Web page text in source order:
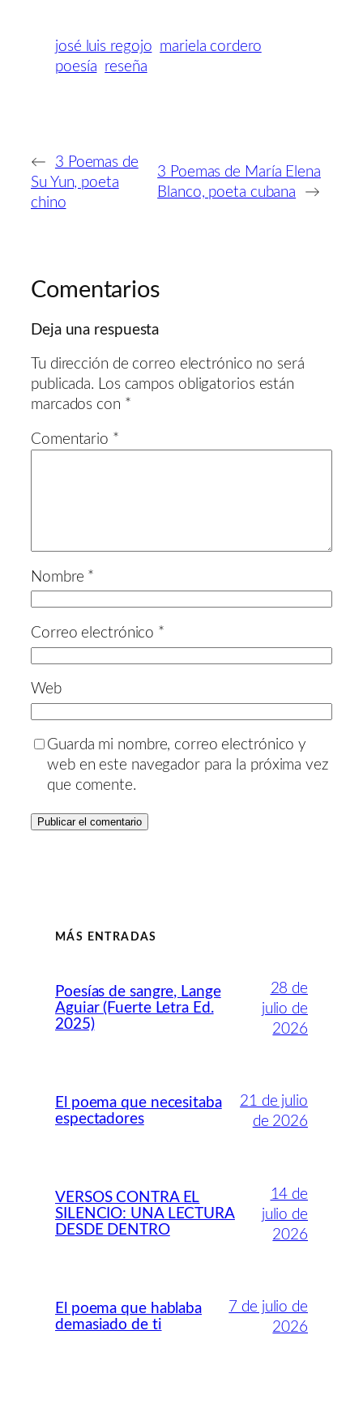
josé luis regojo mariela cordero
poesía reseña
←
3 Poemas de
Su Yun, poeta
chino
3 Poemas de María Elena
Blanco, poeta cubana
→
Comentarios
Deja una respuesta
Tu dirección de correo electrónico no será
publicada. Los campos obligatorios están
marcados con *
Comentario *
Nombre *
Correo electrónico *
Web
Guarda mi nombre, correo electrónico y
web en este navegador para la próxima vez
que comente.
MÁS ENTRADAS
Poesías de sangre, Lange
Aguiar (Fuerte Letra Ed.
2025)
28 de
julio de
2026
El poema que necesitaba
espectadores
21 de julio
de 2026
VERSOS CONTRA EL
SILENCIO: UNA LECTURA
DESDE DENTRO
14 de
julio de
2026
El poema que hablaba
demasiado de ti
7 de julio de
2026